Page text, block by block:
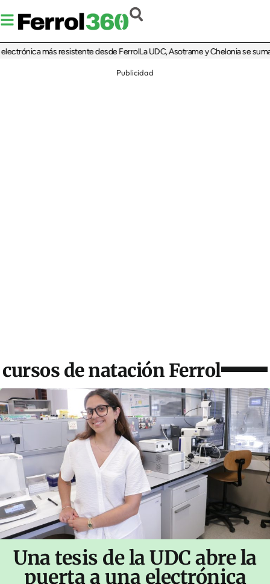
más resistente desde FerrolLa UDC, Asotrame y Chelonia se suman al
Publicidad
cursos de natación Ferrol
Una tesis de la UDC abre la
puerta a una electrónica